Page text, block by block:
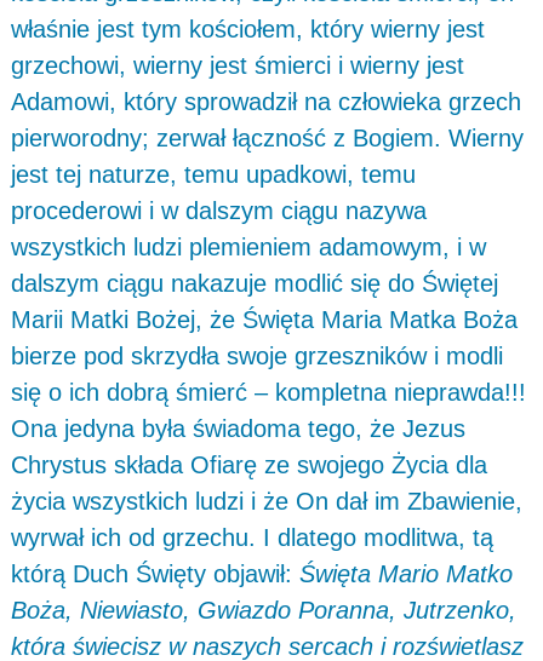
właśnie jest tym kościołem, który wierny jest
grzechowi, wierny jest śmierci i wierny jest
Adamowi, który sprowadził na człowieka grzech
pierworodny; zerwał łączność z Bogiem. Wierny
jest tej naturze, temu upadkowi, temu
procederowi i w dalszym ciągu nazywa
wszystkich ludzi plemieniem adamowym, i w
dalszym ciągu nakazuje modlić się do Świętej
Marii Matki Bożej, że Święta Maria Matka Boża
bierze pod skrzydła swoje grzeszników i modli
się o ich dobrą śmierć – kompletna nieprawda!!!
Ona jedyna była świadoma tego, że Jezus
Chrystus składa Ofiarę ze swojego Życia dla
życia wszystkich ludzi i że On dał im Zbawienie,
wyrwał ich od grzechu. I dlatego modlitwa, tą
którą Duch Święty objawił: Święta Mario Matko
Boża, Niewiasto, Gwiazdo Poranna, Jutrzenko,
która świecisz w naszych sercach i rozświetlasz